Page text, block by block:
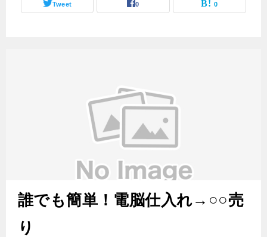
Tweet 0 0
誰でも簡単！電脳仕入れ→○○売
り